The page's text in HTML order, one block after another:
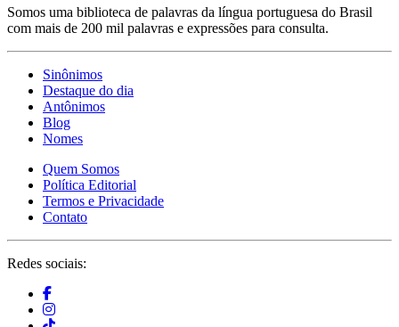
Somos uma biblioteca de palavras da língua portuguesa do Brasil
com mais de 200 mil palavras e expressões para consulta.
Sinônimos
Destaque do dia
Antônimos
Blog
Nomes
Quem Somos
Política Editorial
Termos e Privacidade
Contato
Redes sociais: